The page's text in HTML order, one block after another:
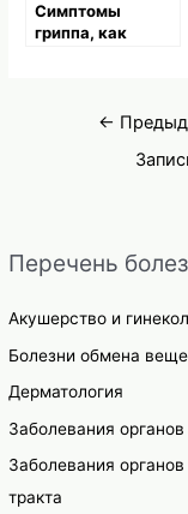
Перечень
Акушерство и
Болезни обмена
Дерматология
Заболевания
Заболевания
тракта
Симптомы
гриппа, как
средствами
Навигация
←